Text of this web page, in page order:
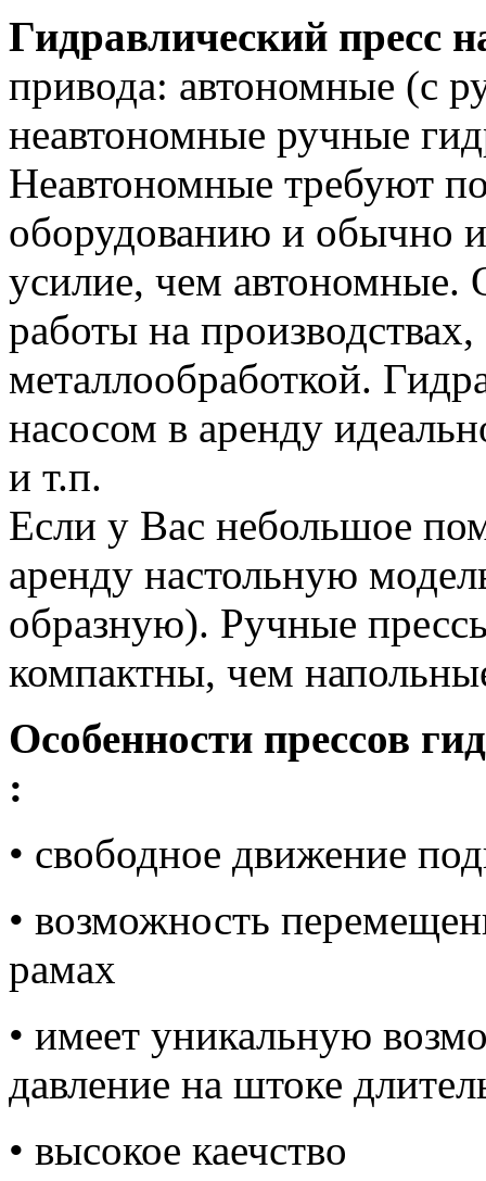
Гидравлический пресс
привода: автономные (с
неавтономные ручные
Неавтономные требуют
оборудованию и обычно
усилие, чем
работы на
металлообработкой.
насосом в аренду
и т.п.
Если у Вас небольшое
аренду настольную
образную). Ручные
компактны, чем
Особенности прессов
:
• cвободное движение
• возможность
рамах
• имеет уникальную
давление на штоке
• высокое каечство